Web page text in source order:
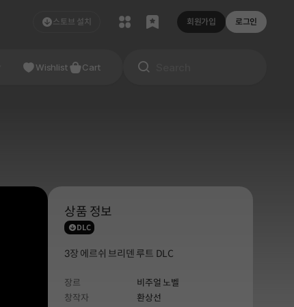
스토브 설치 회원가입 로그인
Studio
Wishlist Cart
상품 정보
DLC
3장 에르쉬 브리덴 루트 DLC
장르
비주얼 노벨
창작자
환상선